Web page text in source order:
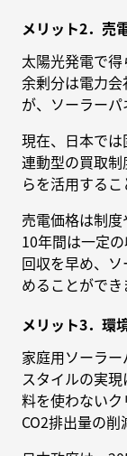
メリット2．売
太陽光発電で
余剰分は電力
が、ソーラーパ
現在、日本で
連動型の買取
らを活用する
売電価格は制
10年間は一定
回収を早め、
めることができ
メリット3．環
家庭用ソーラ
スタイルの実
料を使わないク
CO2排出量の削